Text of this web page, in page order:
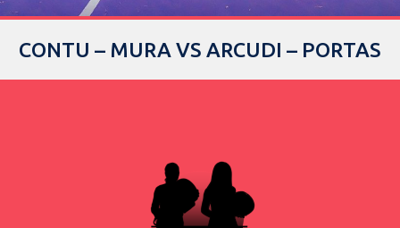
CONTU – MURA VS ARCUDI – PORTAS